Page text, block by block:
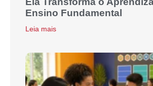
Ensino Fundamental
Leia mais